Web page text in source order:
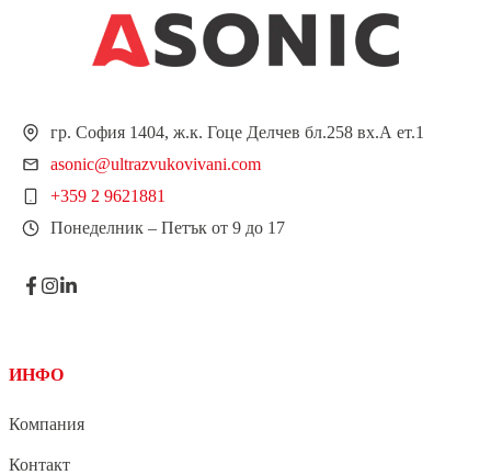
гр. София 1404, ж.к. Гоце Делчев бл.258 вх.А ет.1
asonic@ultrazvukovivani.com
+359 2 9621881
Понеделник – Петък от 9 до 17
ИНФО
Компания
Контакт